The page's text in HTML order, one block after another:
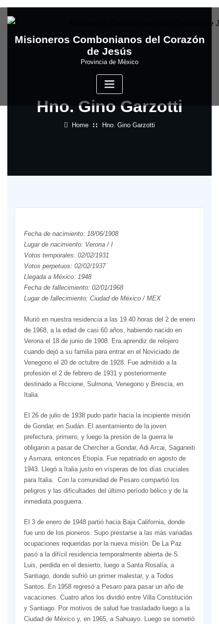
to
Misioneros Combonianos del Corazón
de Jesús
Provincia de México
Hno. Gino Garzotti
Home Hno. Gino Garzotti
Fecha de nacimiento: 18/06/1908
Lugar de nacimiento: Verona / I
Votos temporales: 02/02/1931
Votos perpetuos: 02/02/1937
Llegada a México: 1948
Fecha de fallecimiento: 02/01/1968
Lugar de fallecimiento: Ciudad de México / MEX
Murió en nuestra residencia a las 19.40 horas del 2 de enero
de 1968, a la edad de casi 60 años, habiendo nacido en
Verona el 18 de junio de 1908. Era aprendiz de relojero
cuando dejó a su familia para entrar en el Noviciado de
Venegono el 20 de octubre de 1928. Fue admitido a la
profesión el 2 de febrero de 1931 y posteriormente
destinado a Riccione, Sulmona, Venegono y Brescia, en
Italia.
El 26 de julio de 1938 pudo partir hacia la incipiente misión
de Gondar, en Sudán. El asentamiento de la joven
prefectura, primero, y luego la presión de la guerra le
obligaron a pasar de Chercher a Gondar, Adi Arcai, Saganeiti
y Asmara, entonces Etiopía. Fue repatriado en agosto de
1943. Llegó a Italia justo en vísperas de los días cruciales
para Italia. Con la comunidad de Pesaro compartió los
peligros y las dificultades del último período bélico y de la
inmediata posguerra.
El 3 de enero de 1948 partió hacia Baja California, donde
fue uno de los pioneros. Supo prestarse a las más variadas
ocupaciones requeridas por la nueva misión. De La Paz
pasó a la difícil residencia temporalmente abierta de S.
Luis, perdida en el desierto, luego a Santa Rosalía, a
Santiago, donde sufrió un primer malestar, y a Todos
Santos. En 1958 regresó a Pesaro para pasar un año de
vacaciones. Cuatro años los dividió entre Villa Constitución
y Santiago. Por motivos de salud fue trasladado luego a la
Ciudad de México y, en 1965, a Sahuayo. Luego se sometió